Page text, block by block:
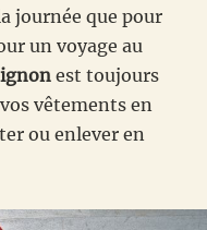
journée que pour
un voyage au
est toujours
vêtements en
ou enlever en